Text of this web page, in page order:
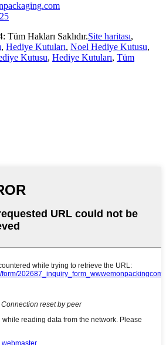
Hakları Saklıdır.Site haritası,
, Hediye Kutuları, Noel Hediye Kutusu,
Kutusu, Hediye Kutuları, Tüm